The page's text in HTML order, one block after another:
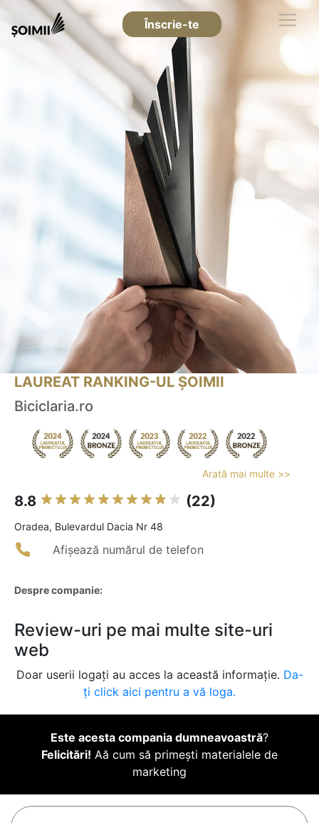
Înscrie-te
LAUREAT RANKING-UL ȘOIMII
Biciclaria.ro
Arată mai multe >>
8.8 (22)
Oradea, Bulevardul Dacia Nr 48
Afișează numărul de telefon
Despre companie:
Review-uri pe mai multe site-uri
web
Doar userii logați au acces la această informație. Da-
ți click aici pentru a vă loga.
Este acesta compania dumneavoastră?
Felicitări! Aă cum să primești materialele de
marketing